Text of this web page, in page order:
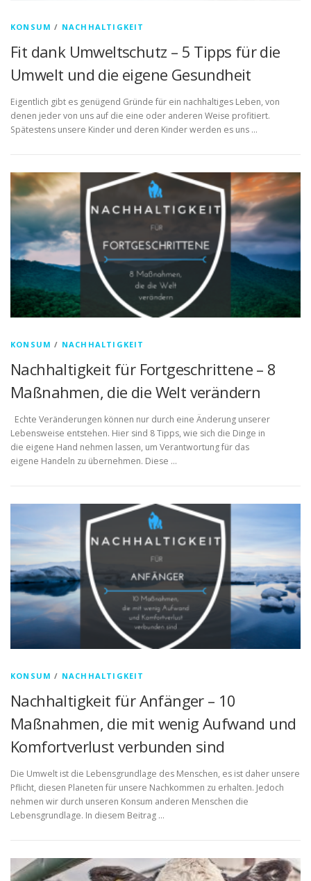
KONSUM / NACHHALTIGKEIT
Fit dank Umweltschutz – 5 Tipps für die
Umwelt und die eigene Gesundheit
Eigentlich gibt es genügend Gründe für ein nachhaltiges Leben, von
denen jeder von uns auf die eine oder anderen Weise profitiert.
Spätestens unsere Kinder und deren Kinder werden es uns …
KONSUM / NACHHALTIGKEIT
Nachhaltigkeit für Fortgeschrittene – 8
Maßnahmen, die die Welt verändern
Echte Veränderungen können nur durch eine Änderung unserer
Lebensweise entstehen. Hier sind 8 Tipps, wie sich die Dinge in
die eigene Hand nehmen lassen, um Verantwortung für das
eigene Handeln zu übernehmen. Diese …
KONSUM / NACHHALTIGKEIT
Nachhaltigkeit für Anfänger – 10
Maßnahmen, die mit wenig Aufwand und
Komfortverlust verbunden sind
Die Umwelt ist die Lebensgrundlage des Menschen, es ist daher unsere
Pflicht, diesen Planeten für unsere Nachkommen zu erhalten. Jedoch
nehmen wir durch unseren Konsum anderen Menschen die
Lebensgrundlage. In diesem Beitrag …